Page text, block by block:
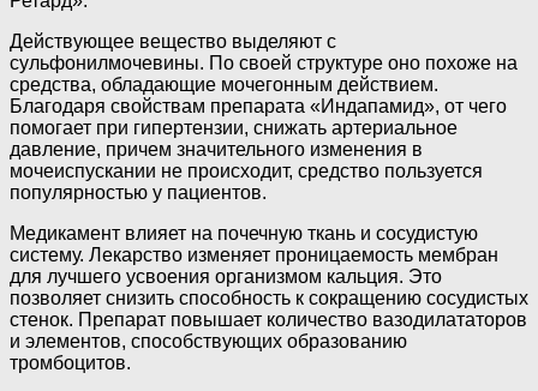
Действующее вещество выделяют с
сульфонилмочевины. По своей структуре оно похоже на
средства, обладающие мочегонным действием.
Благодаря свойствам препарата «Индапамид», от чего
помогает при гипертензии, снижать артериальное
давление, причем значительного изменения в
мочеиспускании не происходит, средство пользуется
популярностью у пациентов.
Медикамент влияет на почечную ткань и сосудистую
систему. Лекарство изменяет проницаемость мембран
для лучшего усвоения организмом кальция. Это
позволяет снизить способность к сокращению сосудистых
стенок. Препарат повышает количество вазодилататоров
и элементов, способствующих образованию
тромбоцитов.